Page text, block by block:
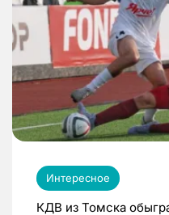
Интересное
КДВ из Томска